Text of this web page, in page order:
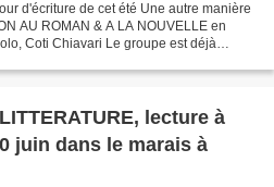
d'écriture de cet été Une autre manière
AU ROMAN & A LA NOUVELLE en
Coti Chiavari Le groupe est déjà
lecture à
juin dans le marais à